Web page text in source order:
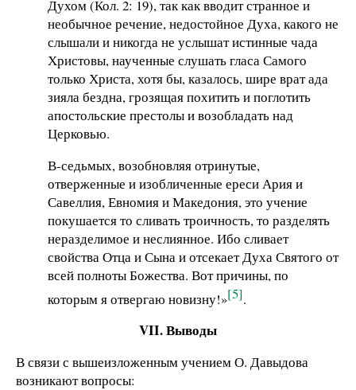
Духом (Кол. 2: 19), так как вводит странное и
необычное речение, недостойное Духа, какого не
слышали и никогда не услышат истинные чада
Христовы, наученные слушать гласа Самого
только Христа, хотя бы, казалось, шире врат ада
зияла бездна, грозящая похитить и поглотить
апостольские престолы и возобладать над
Церковью.
В-седьмых, возобновляя отринутые,
отверженные и изобличенные ереси Ария и
Савеллия, Евномия и Македония, это учение
покушается то сливать троичность, то разделять
неразделимое и неслиянное. Ибо сливает
свойства Отца и Сына и отсекает Духа Святого от
всей полноты Божества. Вот причины, по
которым я отвергаю новизну!»[5].
VII. Выводы
В связи с вышеизложенным учением О. Давыдова
возникают вопросы: